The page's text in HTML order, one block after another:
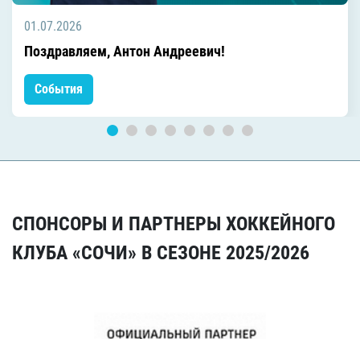
01.07.2026
Поздравляем, Антон Андреевич!
События
СПОНСОРЫ И ПАРТНЕРЫ ХОККЕЙНОГО
КЛУБА «СОЧИ» В СЕЗОНЕ 2025/2026